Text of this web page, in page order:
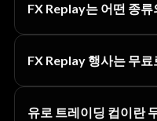
FX Replay는 어떤 종
FX Replay 행사는 무
유로 트레이딩 컵이란